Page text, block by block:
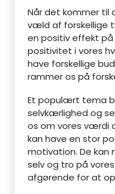
Når det kommer til
væld af forskellige
en positiv effekt
positivitet i vores
have forskellige
rammer os på
Et populært tema
selvkærlighed og
os om vores værdi
kan have en stor
motivation. De kan
selv og tro på
afgørende for at